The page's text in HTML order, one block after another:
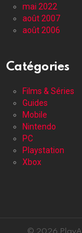
mai 2022
août 2007
août 2006
Catégories
Films & Séries
Guides
Mobile
Nintendo
PC
Playstation
Xbox
© 2026